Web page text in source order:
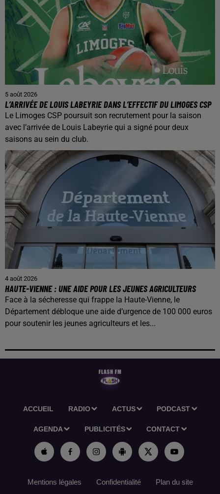
5 août 2026
L’ARRIVÉE DE LOUIS LABEYRIE DANS L’EFFECTIF DU LIMOGES CSP
Le Limoges CSP poursuit son recrutement pour la saison
avec l’arrivée de Louis Labeyrie qui a signé pour deux
saisons au sein du club.
4 août 2026
HAUTE-VIENNE : UNE AIDE POUR LES JEUNES AGRICULTEURS
Face à la sécheresse qui frappe la Haute-Vienne, le
Département débloque une aide d’urgence de 100 000 euros
pour soutenir les jeunes agriculteurs et les...
ACCUEIL RADIO ACTUS PODCAST
AGENDA PUBLICITÉS CONTACT
Mentions légales Confidentialité Plan du site